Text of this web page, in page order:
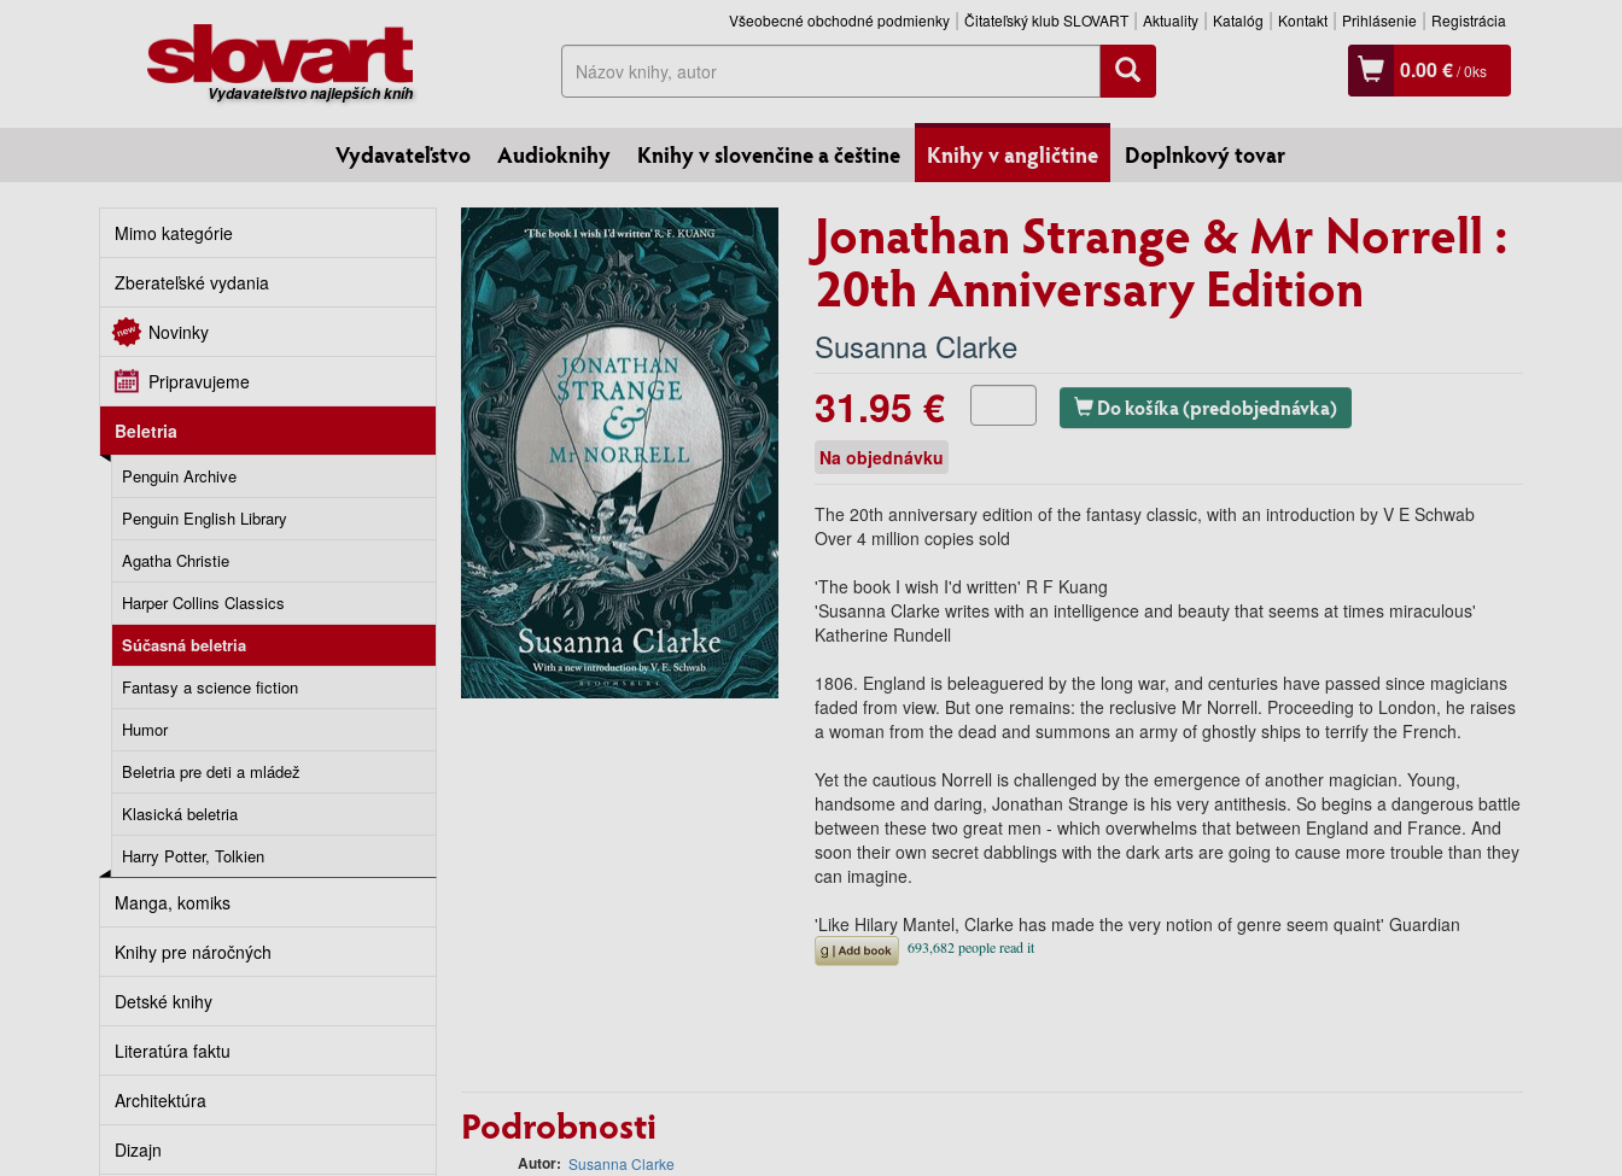
Vydavateľstvo najlepších kníh
Všeobecné obchodné podmienky Čitateľský klub SLOVART Aktuality Katalóg Kontakt Prihlásenie Registrácia
Hľadať 0.00 €/0ks
Vydavateľstvo Audioknihy Knihy v slovenčine a češtine Knihy v angličtine Doplnkový tovar
Mimo kategórie
Zberateľské vydania
Novinky
Pripravujeme
Beletria
Penguin Archive
Penguin English Library
Agatha Christie
Harper Collins Classics
Súčasná beletria
Fantasy a science fiction
Humor
Beletria pre deti a mládež
Klasická beletria
Harry Potter, Tolkien
Manga, komiks
Knihy pre náročných
Detské knihy
Literatúra faktu
Architektúra
Dizajn
Jonathan Strange & Mr Norrell :
20th Anniversary Edition
Susanna Clarke
31.95 € Do košíka (predobjednávka)
Na objednávku
The 20th anniversary edition of the fantasy classic, with an introduction by V E Schwab
Over 4 million copies sold
'The book I wish I'd written' R F Kuang
'Susanna Clarke writes with an intelligence and beauty that seems at times miraculous'
Katherine Rundell
1806. England is beleaguered by the long war, and centuries have passed since magicians
faded from view. But one remains: the reclusive Mr Norrell. Proceeding to London, he raises
a woman from the dead and summons an army of ghostly ships to terrify the French.
Yet the cautious Norrell is challenged by the emergence of another magician. Young,
handsome and daring, Jonathan Strange is his very antithesis. So begins a dangerous battle
between these two great men - which overwhelms that between England and France. And
soon their own secret dabblings with the dark arts are going to cause more trouble than they
can imagine.
'Like Hilary Mantel, Clarke has made the very notion of genre seem quaint'Guardian
Podrobnosti
Autor Susanna Clarke